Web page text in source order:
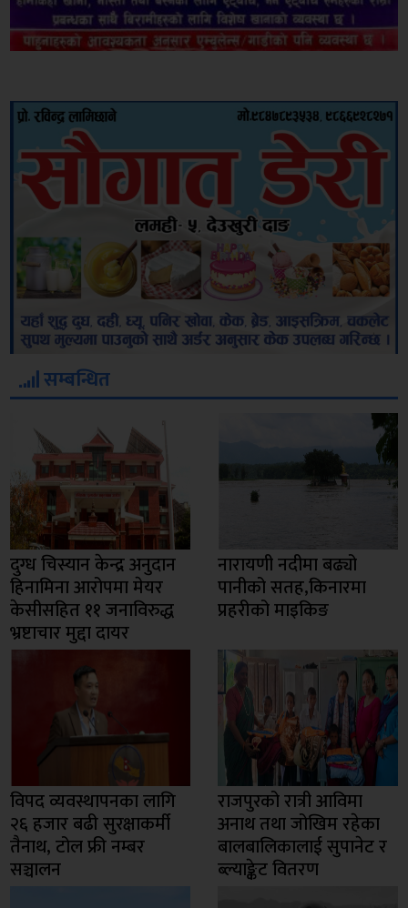
सम्बन्धित
दुग्ध चिस्यान केन्द्र अनुदान
हिनामिना आरोपमा मेयर
केसीसहित ११ जनाविरुद्ध
भ्रष्टाचार मुद्दा दायर
नारायणी नदीमा बढ्यो
पानीको सतह,किनारमा
प्रहरीको माइकिङ
विपद व्यवस्थापनका लागि
२६ हजार बढी सुरक्षाकर्मी
तैनाथ, टोल फ्री नम्बर
सञ्चालन
राजपुरको रात्री आविमा
अनाथ तथा जोखिम रहेका
बालबालिकालाई सुपानेट र
ब्ल्याङ्केट वितरण